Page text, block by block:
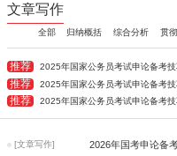
文章写作
全部 归纳概括 综合分析 贯
推荐 2025年国家公务员考试申论备考
推荐 2025年国家公务员考试申论备考技巧：
推荐 2025年国家公务员考试申论备考
[文章写作]